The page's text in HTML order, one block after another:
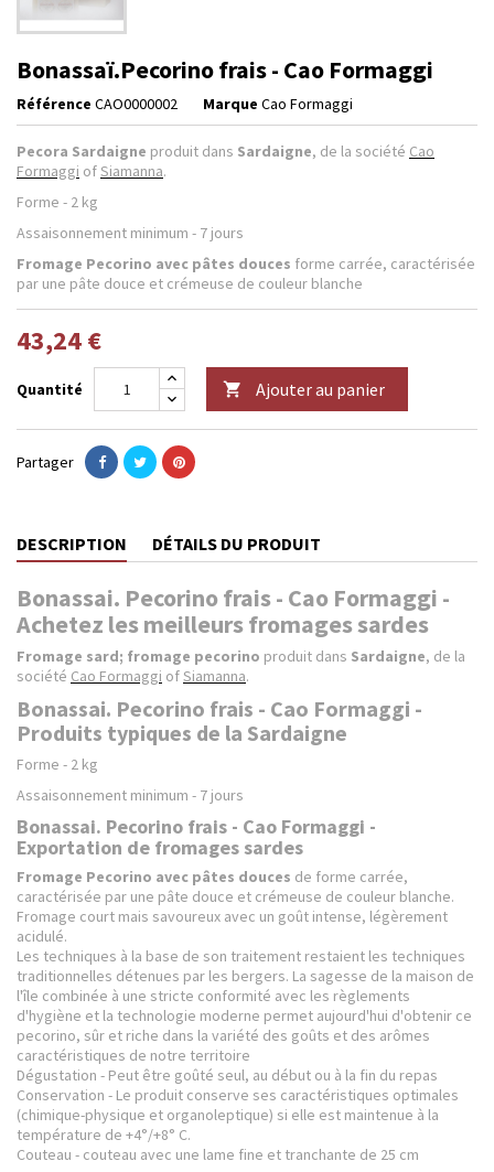
Bonassaï.Pecorino frais - Cao Formaggi
Référence CAO0000002 Marque Cao Formaggi
Pecora Sardaigne produit dans Sardaigne, de la société Cao
Formaggi ofSiamanna.
Forme - 2 kg
Assaisonnement minimum - 7 jours
Fromage Pecorino avec pâtes douces forme carrée, caractérisée
par une pâte douce et crémeuse de couleur blanche
43,24 €
Quantité  Ajouter au panier
Partager
DESCRIPTION DÉTAILS DU PRODUIT
Bonassai. Pecorino frais - Cao Formaggi -
Achetez les meilleurs fromages sardes
Fromage sard; fromage pecorino produit dans Sardaigne, de la
société Cao Formaggi ofSiamanna.
Bonassai. Pecorino frais - Cao Formaggi -
Produits typiques de la Sardaigne
Forme - 2 kg
Assaisonnement minimum - 7 jours
Bonassai. Pecorino frais - Cao Formaggi -
Exportation de fromages sardes
Fromage Pecorino avec pâtes douces de forme carrée,
caractérisée par une pâte douce et crémeuse de couleur blanche.
Fromage court mais savoureux avec un goût intense, légèrement
acidulé.
Les techniques à la base de son traitement restaient les techniques
traditionnelles détenues par les bergers. La sagesse de la maison de
l'île combinée à une stricte conformité avec les règlements
d'hygiène et la technologie moderne permet aujourd'hui d'obtenir ce
pecorino, sûr et riche dans la variété des goûts et des arômes
caractéristiques de notre territoire
Dégustation - Peut être goûté seul, au début ou à la fin du repas
Conservation - Le produit conserve ses caractéristiques optimales
(chimique-physique et organoleptique) si elle est maintenue à la
température de +4°/+8° C.
Couteau - couteau avec une lame fine et tranchante de 25 cm